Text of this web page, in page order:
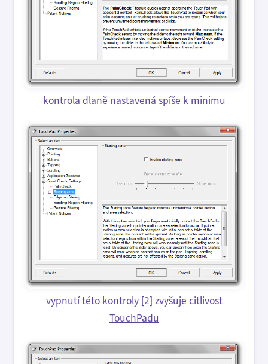
kontrola dlaně nastavená spíše k minimu
vypnutí této kontroly [2] zvyšuje citlivost
TouchPadu